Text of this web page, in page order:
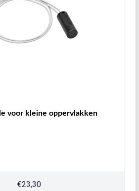
voor kleine oppervlakken
€23,30